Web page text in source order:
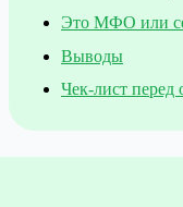
Это МФО или
Выводы
Чек-лист